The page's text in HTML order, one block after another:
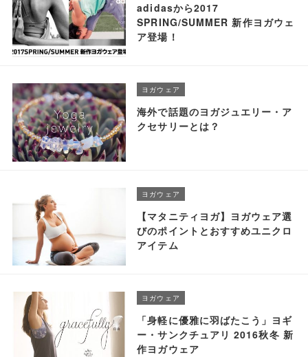
adidasから2017
SPRING/SUMMER 新作ヨガウェ
ア登場！
ヨガウェア
海外で話題のヨガジュエリー・ア
クセサリーとは？
ヨガウェア
【マタニティヨガ】ヨガウェア選
びのポイントとおすすめユニクロ
アイテム
ヨガウェア
「身軽に優雅に羽ばたこう」ヨギ
ー・サンクチュアリ 2016秋冬 新
作ヨガウェア